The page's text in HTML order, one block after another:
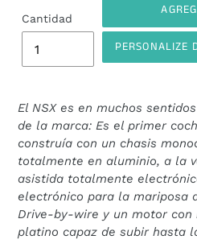
Cantidad
PERSONALIZE
el
producto
tu
carrito
de
compra
El NSX es en muchos
de la marca: Es el primer
construía con un chasis
totalmente en aluminio, a la
asistida totalmente
electrónico para la mariposa
Drive-by-wire y un motor
platino capaz de subir hasta